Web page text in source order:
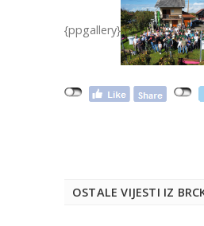
{ppgallery}
OSTALE VIJESTI IZ